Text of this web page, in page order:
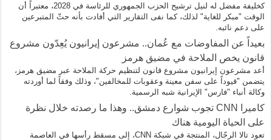
كخليفة مفضل له لنيل ترشيح الحزب الجمهوري للرئاسة في 2028، معتبراً أن
الوقت "مبكر للغاية" لذلك، كما نفى التقارير التي أفادت بأنه حثّ المتبرعين
على دعم نائبه.
بعيداً عن المفاوضات مع عُمان.. مشرعون إيرانيون يُعِدّون مشروع
قانون يخص الملاحة في مضيق هرمز
أعد مشرعون إيرانيون مشروع قانون لتنظيم حركة الملاحة عبر مضيق هرمز،
يتضمن "قيوداً على سفن معينة وعقوبات للمخالفين"، وذلك وفقاً لما أوردته
وكالة أنباء "فارس" الإيرانية شبه الرسمية.
كاميرا CNN تجوب شوارع دمشق.. وهذا ما رصدته خلال نظرة
على الحياة اليومية هناك
تعود تالا الرجّال، المنتجة في شبكة CNN، إلى مسقط رأسها في العاصمة